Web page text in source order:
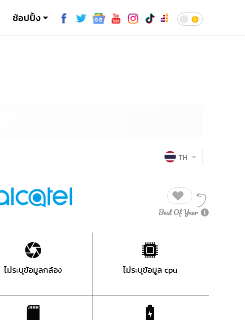
ช้อปปิ้ง
TH
ไม่ระบุข้อมูลกล้อง ไม่ระบุข้อมูล cpu